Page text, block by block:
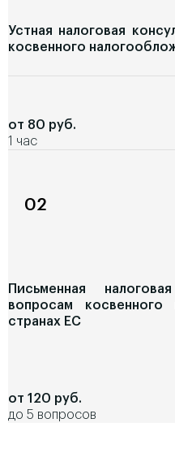
Устная налоговая
косвенного
от 80 руб.
1 час
02
Письменная
вопросам косвенного
странах ЕС
от 120 руб.
до 5 вопросов